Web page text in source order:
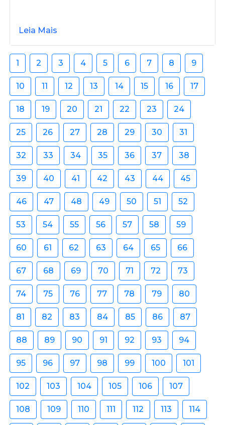
Leia Mais
1 2 3 4 5 6 7 8 9
10 11 12 13 14 15 16 17
18 19 20 21 22 23 24
25 26 27 28 29 30 31
32 33 34 35 36 37 38
39 40 41 42 43 44 45
46 47 48 49 50 51 52
53 54 55 56 57 58 59
60 61 62 63 64 65 66
67 68 69 70 71 72 73
74 75 76 77 78 79 80
81 82 83 84 85 86 87
88 89 90 91 92 93 94
95 96 97 98 99 100 101
102 103 104 105 106 107
108 109 110 111 112 113 114